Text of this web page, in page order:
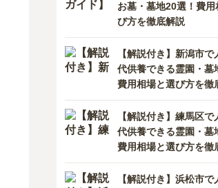
お墓・墓地20選！費用
び方を徹底解説
【解説付き】新潟市で
代供養できる霊園・墓
費用相場と選び方を徹
【解説付き】練馬区で
代供養できる霊園・墓
費用相場と選び方を徹
【解説付き】浜松市で